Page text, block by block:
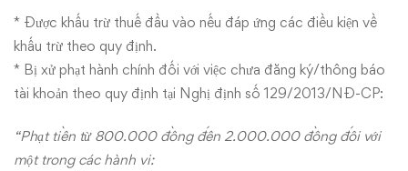
* Được khấu trừ thuế đầu vào nếu đáp ứng các điều kiện về
khấu trừ theo quy định.
* Bị xử phạt hành chính đối với việc chưa đăng ký/thông báo
tài khoản theo quy định tại Nghị định số 129/2013/NĐ-CP:
“Phạt tiền từ 800.000 đồng đến 2.000.000 đồng đối với
một trong các hành vi: